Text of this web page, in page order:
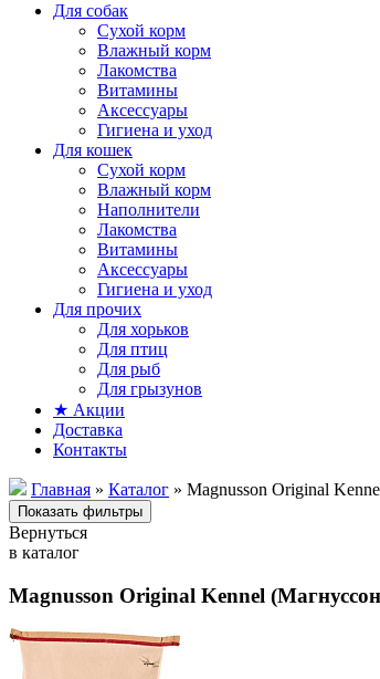
Для собак
Сухой корм
Влажный корм
Лакомства
Витамины
Аксессуары
Гигиена и уход
Для кошек
Сухой корм
Влажный корм
Наполнители
Лакомства
Витамины
Аксессуары
Гигиена и уход
Для прочих
Для хорьков
Для птиц
Для рыб
Для грызунов
★ Акции
Доставка
Контакты
Главная » Каталог » Magnusson Original
Вернуться
в каталог
Magnusson Original Kennel